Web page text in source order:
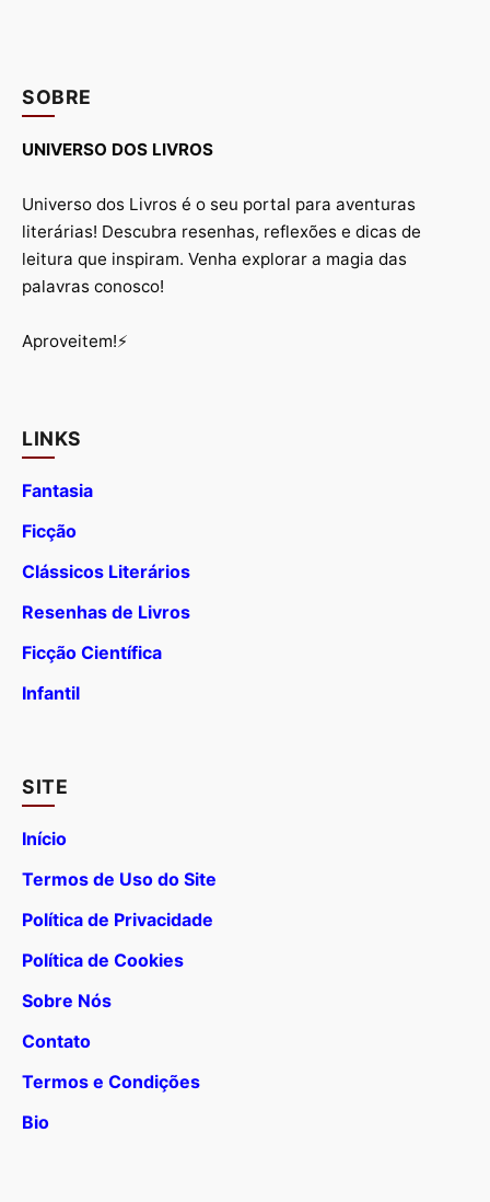
SOBRE
UNIVERSO DOS LIVROS
Universo dos Livros é o seu portal para aventuras
literárias! Descubra resenhas, reflexões e dicas de
leitura que inspiram. Venha explorar a magia das
palavras conosco!
Aproveitem!⚡
LINKS
Fantasia
Ficção
Clássicos Literários
Resenhas de Livros
Ficção Científica
Infantil
SITE
Início
Termos de Uso do Site
Política de Privacidade
Política de Cookies
Sobre Nós
Contato
Termos e Condições
Bio